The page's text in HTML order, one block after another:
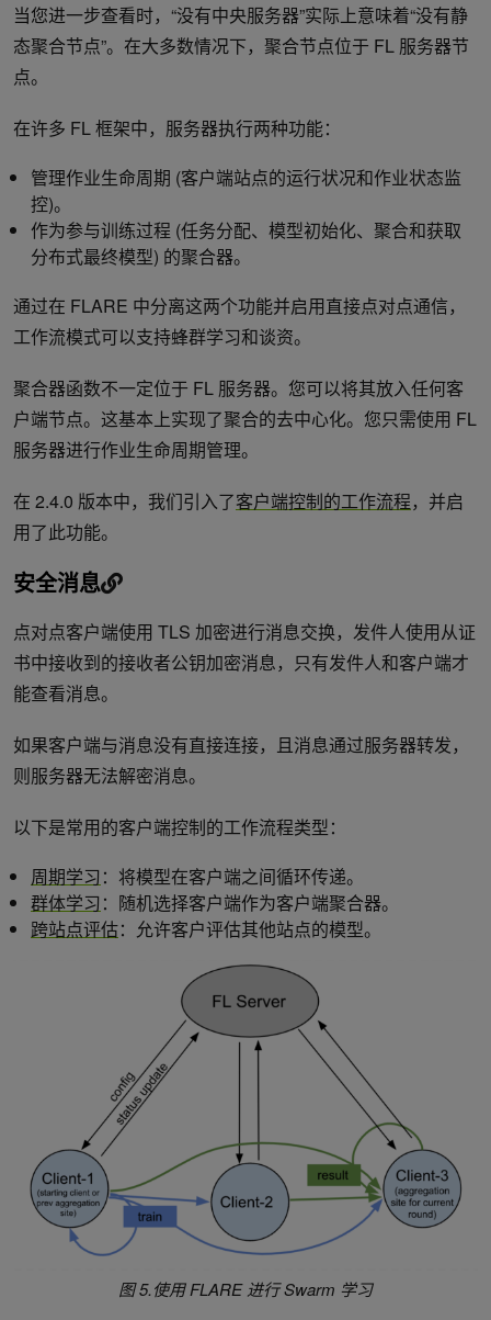
当您进一步查看时，“没有中央服务器”实际上意味着“没有静
态聚合节点”。在大多数情况下，聚合节点位于 FL 服务器节
点。
在许多 FL 框架中，服务器执行两种功能：
管理作业生命周期 (客户端站点的运行状况和作业状态监
控)。
作为参与训练过程 (任务分配、模型初始化、聚合和获取
分布式最终模型) 的聚合器。
通过在 FLARE 中分离这两个功能并启用直接点对点通信，
工作流模式可以支持蜂群学习和谈资。
聚合器函数不一定位于 FL 服务器。您可以将其放入任何客
户端节点。这基本上实现了聚合的去中心化。您只需使用 FL
服务器进行作业生命周期管理。
在 2.4.0 版本中，我们引入了客户端控制的工作流程，并启
用了此功能。
安全消息
点对点客户端使用 TLS 加密进行消息交换，发件人使用从证
书中接收到的接收者公钥加密消息，只有发件人和客户端才
能查看消息。
如果客户端与消息没有直接连接，且消息通过服务器转发，
则服务器无法解密消息。
以下是常用的客户端控制的工作流程类型：
周期学习 ：将模型在客户端之间循环传递。
群体学习 ：随机选择客户端作为客户端聚合器。
跨站点评估：允许客户评估其他站点的模型。
图 5.使用 FLARE 进行 Swarm 学习